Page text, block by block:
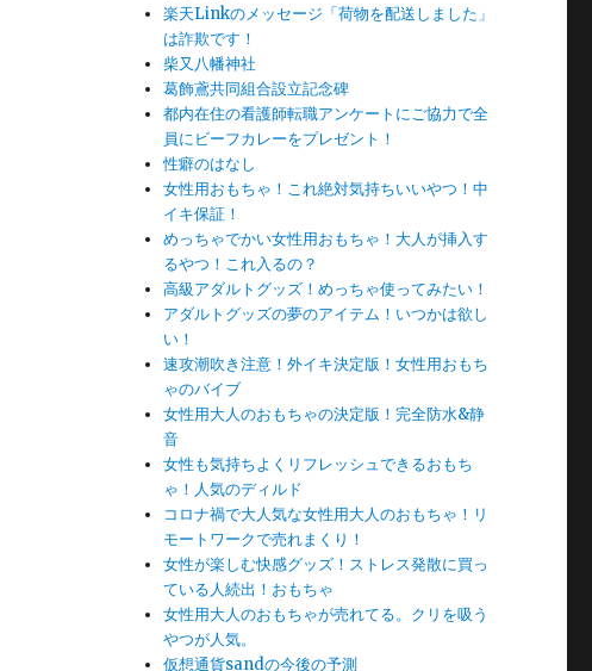
楽天Linkのメッセージ「荷物を配送しました」
は詐欺です！
柴又八幡神社
葛飾鳶共同組合設立記念碑
都内在住の看護師転職アンケートにご協力で全
員にビーフカレーをプレゼント！
性癖のはなし
女性用おもちゃ！これ絶対気持ちいいやつ！中
イキ保証！
めっちゃでかい女性用おもちゃ！大人が挿入す
るやつ！これ入るの？
高級アダルトグッズ！めっちゃ使ってみたい！
アダルトグッズの夢のアイテム！いつかは欲し
い！
速攻潮吹き注意！外イキ決定版！女性用おもち
ゃのバイブ
女性用大人のおもちゃの決定版！完全防水&静
音
女性も気持ちよくリフレッシュできるおもち
ゃ！人気のディルド
コロナ禍で大人気な女性用大人のおもちゃ！リ
モートワークで売れまくり！
女性が楽しむ快感グッズ！ストレス発散に買っ
ている人続出！おもちゃ
女性用大人のおもちゃが売れてる。クリを吸う
やつが人気。
仮想通貨sandの今後の予測